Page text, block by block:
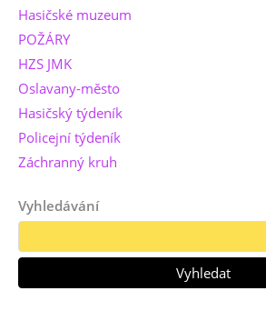
Hasičské muzeum
POŽÁRY
HZS JMK
Oslavany-město
Hasičský týdeník
Policejní týdeník
Záchranný kruh
Vyhledávání